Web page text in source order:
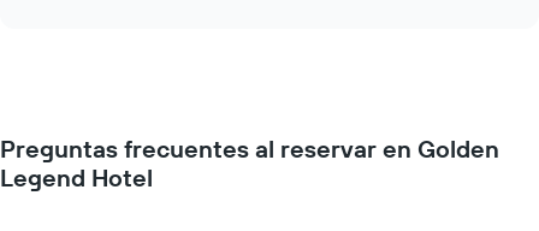
habitación
por
cada
Preguntas frecuentes al reservar en Golden
Legend Hotel